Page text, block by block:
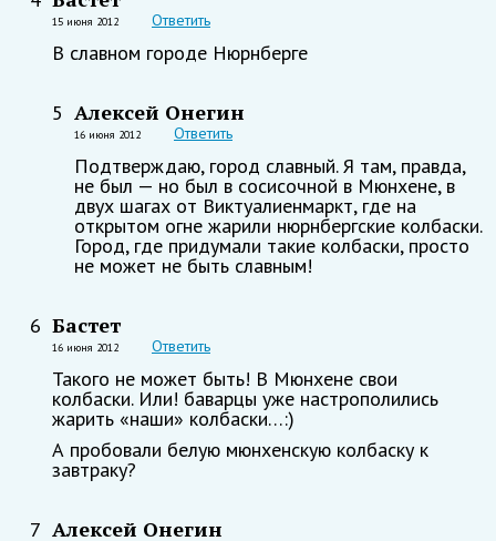
15 июня 2012 Ответить
В славном городе Нюрнберге
5 Алексей Онегин
16 июня 2012 Ответить
Подтверждаю, город славный. Я там, правда,
не был — но был в сосисочной в Мюнхене, в
двух шагах от Виктуалиенмаркт, где на
открытом огне жарили нюрнбергские колбаски.
Город, где придумали такие колбаски, просто
не может не быть славным!
6 Бастет
16 июня 2012 Ответить
Такого не может быть! В Мюнхене свои
колбаски. Или! баварцы уже настрополились
жарить «наши» колбаски…:)
А пробовали белую мюнхенскую колбаску к
завтраку?
7 Алексей Онегин